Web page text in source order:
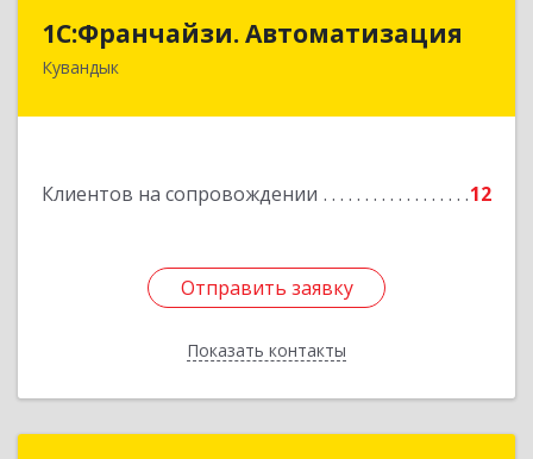
1С:Франчайзи. Автоматизация
Кувандык
Клиентов на сопровождении 12
Отправить заявку
Показать контакты
1С:Франчайзи. Автоматизация
462220, Оренбургская обл, Кувандыкский р-н,
Отправить заявку
Назад